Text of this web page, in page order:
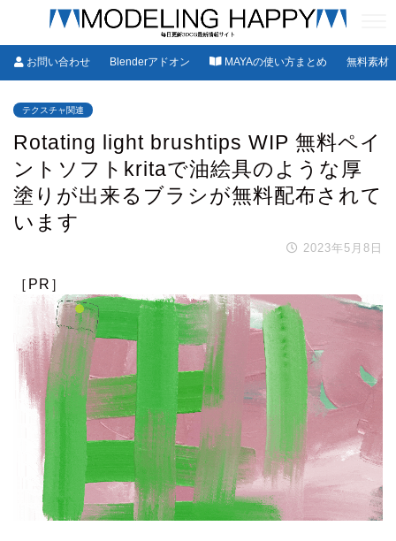
お問い合わせ Blenderアドオン MAYAの使い方まとめ 無料素材
テクスチャ関連
Rotating light brushtips WIP 無料ペイ
ントソフトkritaで油絵具のような厚
塗りが出来るブラシが無料配布されて
います
2023年5月8日
［PR］